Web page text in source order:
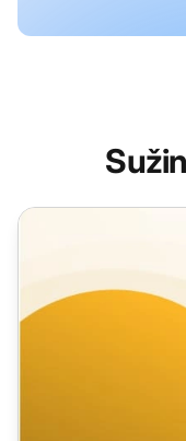
Kliento aptarnavimo